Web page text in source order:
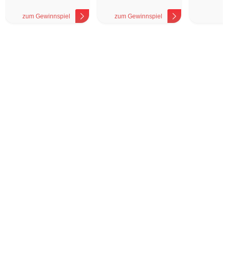
zum Gewinnspiel zum Gewinnspiel